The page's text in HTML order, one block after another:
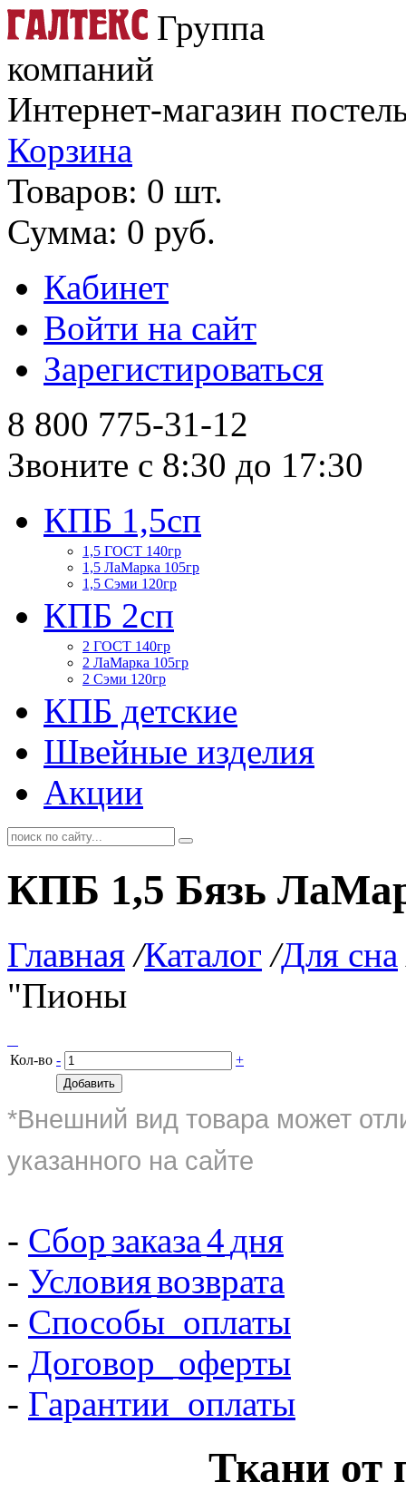
Группа
компаний
Интернет-магазин
Корзина
Товаров: 0 шт.
Сумма: 0 руб.
Кабинет
Войти на сайт
Зарегистироваться
8 800 775-31-12
Звоните с 8:30 до 17:30
КПБ 1,5сп
1,5 ГОСТ 140гр
1,5 ЛаМарка 105гр
1,5 Сэми 120гр
КПБ 2сп
2 ГОСТ 140гр
2 ЛаМарка 105гр
2 Сэми 120гр
КПБ детские
Швейные изделия
Акции
КПБ 1,5 Бязь
Главная /Каталог /Для сна
"Пионы
Кол-во - +
Добавить
*Внешний вид товара может
указанного на сайте
- Сбор заказа4дня
- Условиявозврата
- Способы оплаты
- Договор
оферты
- Гарантии оплаты
Ткани от